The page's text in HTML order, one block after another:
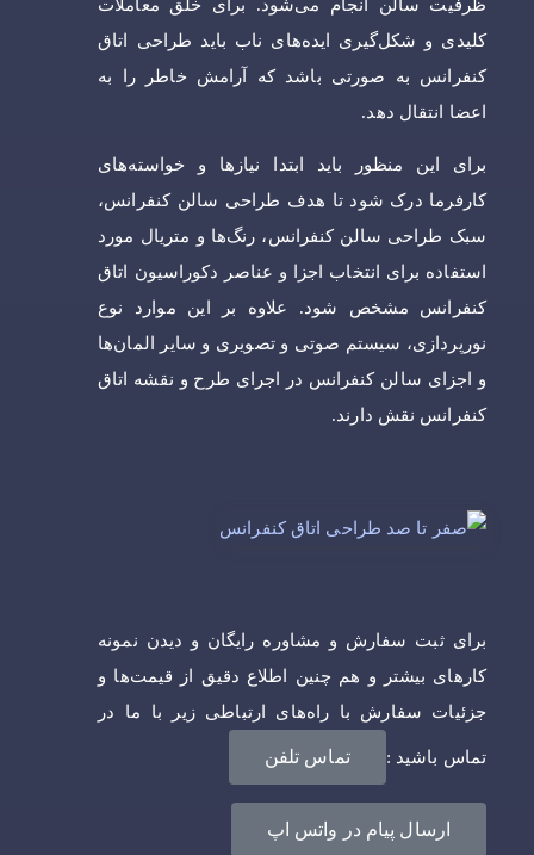
ظرفیت سالن انجام می‌شود. برای خلق معاملات
کلیدی و شکل‌گیری ایده‌های ناب باید طراحی اتاق
کنفرانس به صورتی باشد که آرامش خاطر را به
اعضا انتقال دهد.
برای این منظور باید ابتدا نیازها و خواسته‌های
کارفرما درک شود تا هدف طراحی سالن کنفرانس،
سبک طراحی سالن کنفرانس، رنگ‌ها و متریال مورد
استفاده برای انتخاب اجزا و عناصر دکوراسیون اتاق
کنفرانس مشخص شود. علاوه بر این موارد نوع
نورپردازی، سیستم صوتی و تصویری و سایر المان‌ها
و اجزای سالن کنفرانس در اجرای طرح و نقشه اتاق
کنفرانس نقش دارند.
برای ثبت سفارش و مشاوره رایگان و دیدن نمونه
کارهای بیشتر و هم چنین اطلاع دقیق از قیمت‌ها و
جزئیات سفارش با راه‌های ارتباطی زیر با ما در
تماس باشید : تماس تلفن
ارسال پیام در واتس اپ